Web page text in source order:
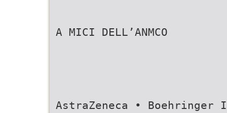
A MICI DELL’ANMCO
AstraZeneca • Boehringer